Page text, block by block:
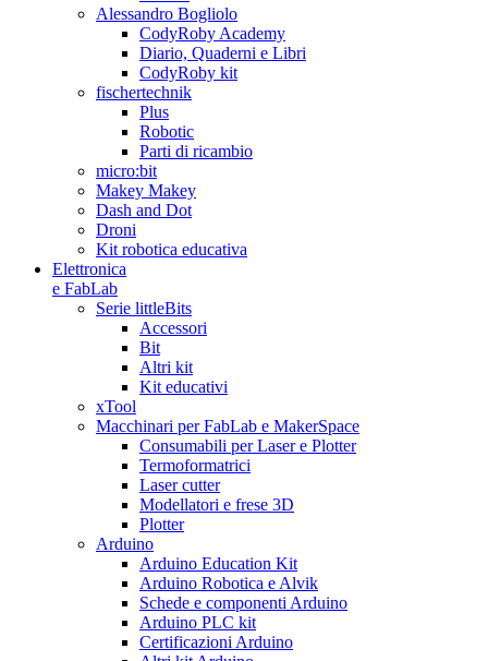
Alessandro Bogliolo
CodyRoby Academy
Diario, Quaderni e Libri
CodyRoby kit
fischertechnik
Plus
Robotic
Parti di ricambio
micro:bit
Makey Makey
Dash and Dot
Droni
Kit robotica educativa
Elettronica
e FabLab
Serie littleBits
Accessori
Bit
Altri kit
Kit educativi
xTool
Macchinari per FabLab e MakerSpace
Consumabili per Laser e Plotter
Termoformatrici
Laser cutter
Modellatori e frese 3D
Plotter
Arduino
Arduino Education Kit
Arduino Robotica e Alvik
Schede e componenti Arduino
Arduino PLC kit
Certificazioni Arduino